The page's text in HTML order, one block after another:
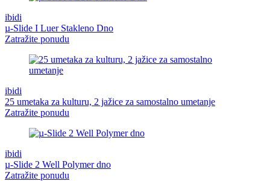
ibidi
µ-Slide I Luer Stakleno Dno
Zatražite ponudu
ibidi
25 umetaka za kulturu, 2 jažice za samostalno umetanje
Zatražite ponudu
ibidi
µ-Slide 2 Well Polymer dno
Zatražite ponudu